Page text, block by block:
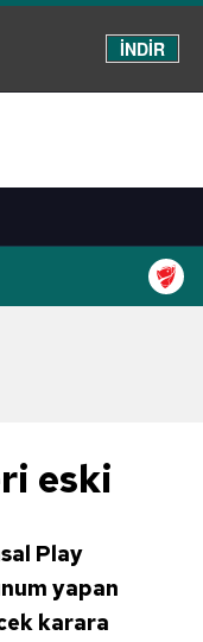
İNDİR
eski
Play
yapan
karara